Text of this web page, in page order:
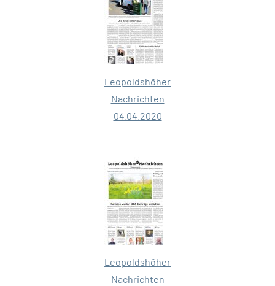
Leopoldshöher
Nachrichten
04.04.2020
Leopoldshöher
Nachrichten